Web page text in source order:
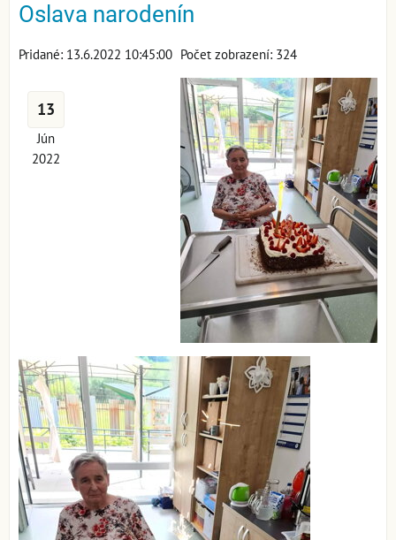
Oslava narodenín
Pridané: 13.6.2022 10:45:00 Počet zobrazení: 324
13
Jún
2022